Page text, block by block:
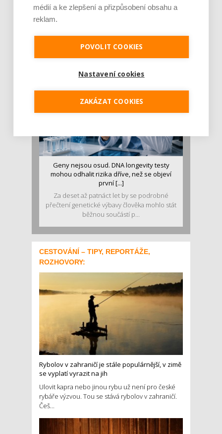
Je jen pro sportovce, přiberu po něm a ve
stravě ho mám dostatek. Znáte nejčastějš [...]
Pojem protein již nějakou dobu rezonuje
v oblasti zdraví, výživy i dlouhověkosti. Přesto
Geny nejsou osud. DNA longevity testy
mohou odhalit rizika dříve, než se objeví
první [...]
Za deset až patnáct let by se podrobné
přečtení genetické výbavy člověka mohlo stát
běžnou součástí p...
CESTOVÁNÍ – TIPY, REPORTÁŽE,
ROZHOVORY:
Rybolov v zahraničí je stále populárnější, v zimě
se vyplatí vyrazit na jih
Ulovit kapra nebo jinou rybu už není pro české
rybáře výzvou. Tou se stává rybolov v zahraničí.
Češ...
médií a ke zlepšení a přizpůsobení obsahu a
reklam.
POVOLIT COOKIES
Nastavení cookies
ZAKÁZAT COOKIES